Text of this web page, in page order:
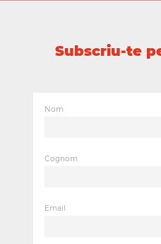
Subscriu-te
Nom
Cognom
Email